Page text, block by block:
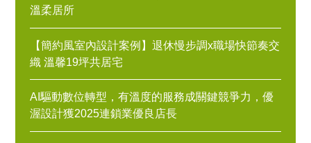
溫柔居所
【簡約風室內設計案例】退休慢步調x職場快節奏交
織 溫馨19坪共居宅
AI驅動數位轉型，有溫度的服務成關鍵競爭力，優
渥設計獲2025連鎖業優良店長